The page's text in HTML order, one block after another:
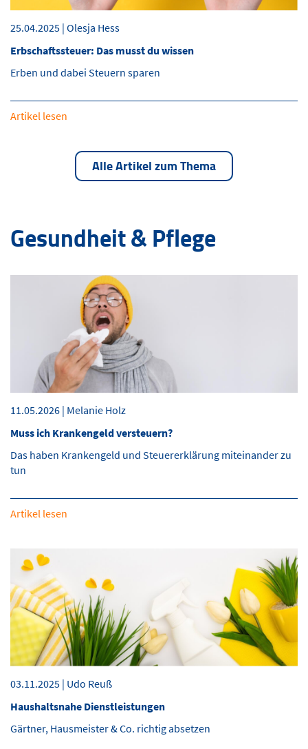
25.04.2025 | Olesja Hess
Erbschaftssteuer: Das musst du wissen
Erben und dabei Steuern sparen
Artikel lesen
Alle Artikel zum Thema
Gesundheit & Pflege
11.05.2026 | Melanie Holz
Muss ich Krankengeld versteuern?
Das haben Krankengeld und Steuererklärung miteinander zu
tun
Artikel lesen
03.11.2025 | Udo Reuß
Haushaltsnahe Dienstleistungen
Gärtner, Hausmeister & Co. richtig absetzen